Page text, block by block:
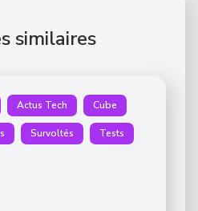
similaires
Actus Tech Cube
Survoltés Tests